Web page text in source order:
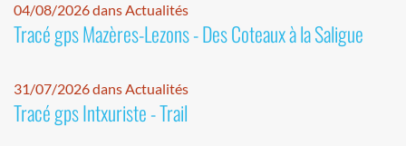
04/08/2026 dans Actualités
Tracé gps Mazères-Lezons - Des Coteaux à la Saligue
31/07/2026 dans Actualités
Tracé gps Intxuriste - Trail